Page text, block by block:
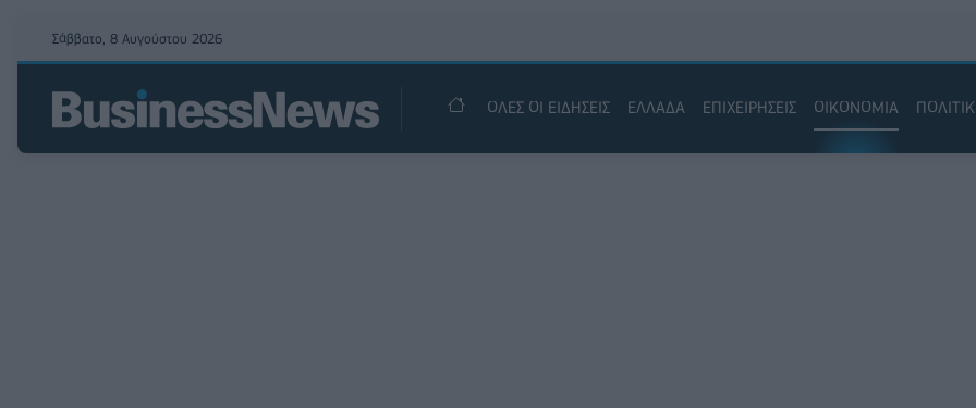
Σάββατο, 8 Αυγούστου 2026
ΟΛΕΣ ΟΙ ΕΙΔΗΣΕΙΣ ΕΛΛΑΔΑ ΕΠΙΧΕΙΡΗΣΕΙΣ ΟΙΚΟΝΟΜΙΑ